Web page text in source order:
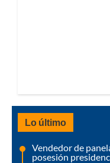
Lo último
Vendedor de
posesión